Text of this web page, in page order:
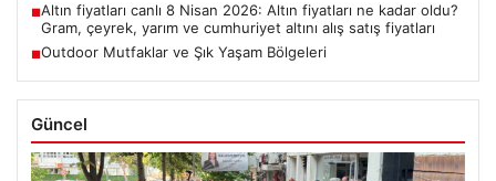
■Altın fiyatları canlı 8 Nisan 2026: Altın fiyatları ne kadar oldu?
Gram, çeyrek, yarım ve cumhuriyet altını alış satış fiyatları
■Outdoor Mutfaklar ve Şık Yaşam Bölgeleri
Güncel